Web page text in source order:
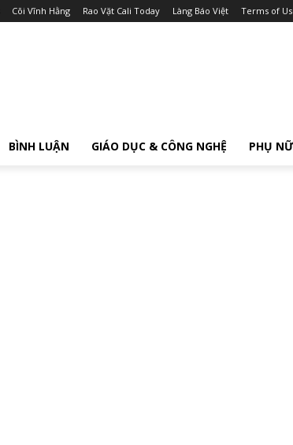
Cõi Vĩnh Hằng Rao Vặt Cali Today Làng Báo Việt Terms of
BÌNH LUẬN GIÁO DỤC & CÔNG NGHỆ PHỤ NỮ